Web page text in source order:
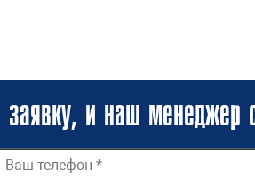
заявку, и наш